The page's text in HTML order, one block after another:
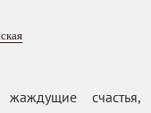
жаждущие